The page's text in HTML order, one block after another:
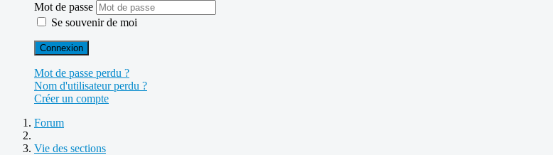
Mot de passe
Se souvenir de moi
Connexion
Mot de passe perdu ?
Nom d'utilisateur perdu ?
Créer un compte
Forum
Vie des sections